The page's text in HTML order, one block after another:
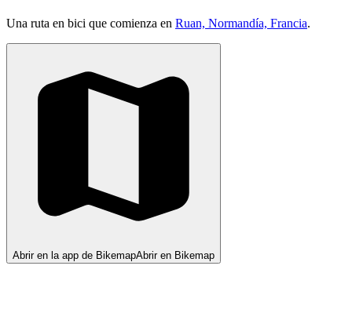
Una ruta en bici que comienza en Ruan, Normandía, Francia.
Abrir en la app de BikemapAbrir en Bikemap